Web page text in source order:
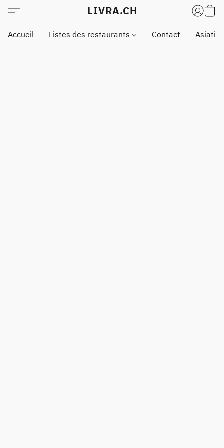
LIVRA.CH
Accueil Listes des restaurants Contact